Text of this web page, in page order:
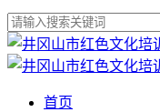
首页